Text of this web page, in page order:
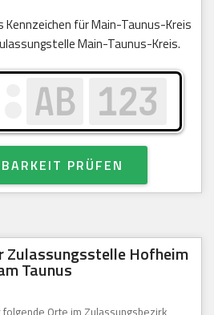
Kennzeichen für Main-Taunus-Kreis
Main-Taunus-Kreis.
PRÜFEN
Zulassungsstelle Hofheim
Taunus
folgende Orte im Zulassungsbezirk